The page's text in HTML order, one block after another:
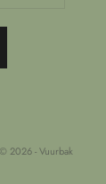
© 2026 - Vuurbak